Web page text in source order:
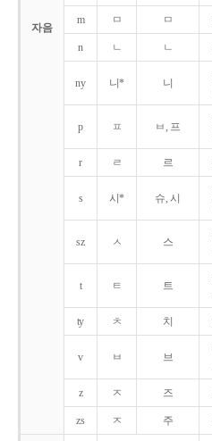
자음
m ㅁ ㅁ
n ㄴ ㄴ
ny 니* 니
p ㅍ ㅂ, 프
r ㄹ 르
s 시* 슈, 시
sz ㅅ 스
t ㅌ 트
ty ㅊ 치
v ㅂ 브
z ㅈ 즈
zs ㅈ 주